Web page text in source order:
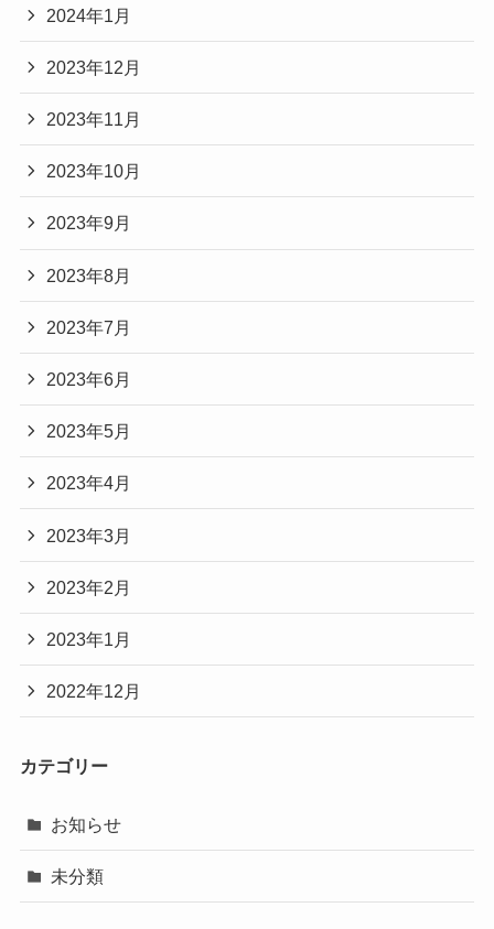
2024年1月
2023年12月
2023年11月
2023年10月
2023年9月
2023年8月
2023年7月
2023年6月
2023年5月
2023年4月
2023年3月
2023年2月
2023年1月
2022年12月
カテゴリー
お知らせ
未分類